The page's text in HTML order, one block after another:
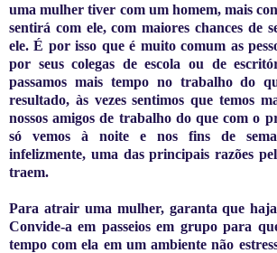
uma mulher tiver com um homem, mais
sentirá com ele, com maiores chances de
ele. É por isso que é muito comum as
por seus colegas de escola ou de
passamos mais tempo no trabalho do
resultado, às vezes sentimos que temos
nossos amigos de trabalho do que com o
só vemos à noite e nos fins de
infelizmente, uma das principais razões
traem.
Para atrair uma mulher, garanta que
Convide-a em passeios em grupo para
tempo com ela em um ambiente não